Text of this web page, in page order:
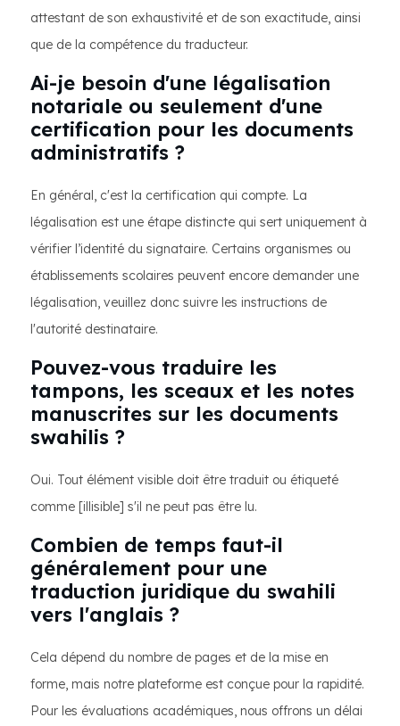
attestant de son exhaustivité et de son exactitude, ainsi
que de la compétence du traducteur.
Ai-je besoin d'une légalisation
notariale ou seulement d'une
certification pour les documents
administratifs ?
En général, c'est la certification qui compte. La
légalisation est une étape distincte qui sert uniquement à
vérifier l’identité du signataire. Certains organismes ou
établissements scolaires peuvent encore demander une
légalisation, veuillez donc suivre les instructions de
l'autorité destinataire.
Pouvez-vous traduire les
tampons, les sceaux et les notes
manuscrites sur les documents
swahilis ?
Oui. Tout élément visible doit être traduit ou étiqueté
comme [illisible] s'il ne peut pas être lu.
Combien de temps faut-il
généralement pour une
traduction juridique du swahili
vers l'anglais ?
Cela dépend du nombre de pages et de la mise en
forme, mais notre plateforme est conçue pour la rapidité.
Pour les évaluations académiques, nous offrons un délai